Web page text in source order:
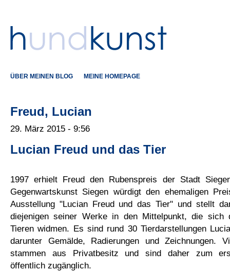
ÜBER MEINEN BLOG MEINE HOMEPAGE
Freud, Lucian
29. März 2015 - 9:56
Lucian Freud und das Tier
1997 erhielt Freud den Rubenspreis der Stadt
Gegenwartskunst Siegen würdigt den ehemaligen
Ausstellung "Lucian Freud und das Tier" und stellt
diejenigen seiner Werke in den Mittelpunkt, die sich
Tieren widmen. Es sind rund 30 Tierdarstellungen
darunter Gemälde, Radierungen und Zeichnungen.
stammen aus Privatbesitz und sind daher zum
öffentlich zugänglich.